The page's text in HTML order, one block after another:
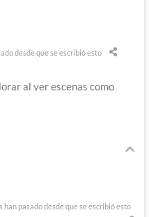
desde que se escribió esto
al ver escenas como
han pasado desde que se escribió esto